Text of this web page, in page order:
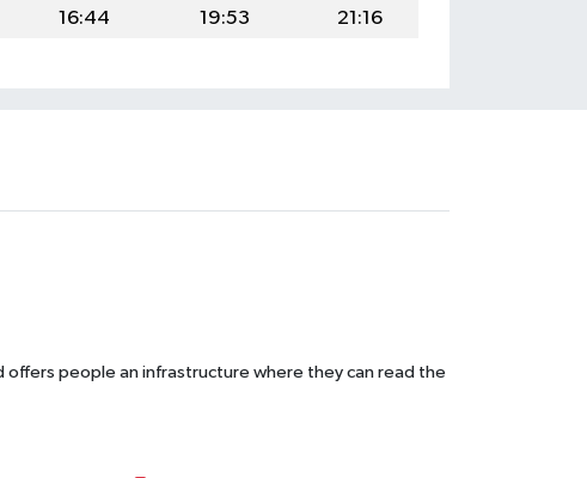
16:44 19:53 21:16
people an infrastructure where they can read the